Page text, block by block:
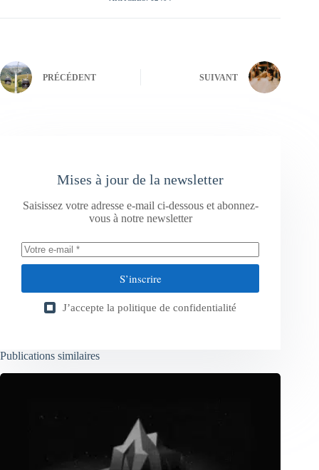
PRÉCÉDENT SUIVANT
Mises à jour de la newsletter
Saisissez votre adresse e-mail ci-dessous et abonnez-
vous à notre newsletter
S’inscrire
J’accepte la politique de confidentialité
Publications similaires